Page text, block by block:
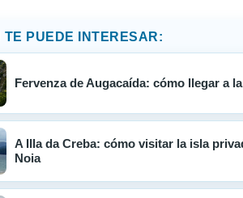
TE PUEDE INTERESAR:
Fervenza de Augacaída: cómo llegar a
A Illa da Creba: cómo visitar la isla
Noia